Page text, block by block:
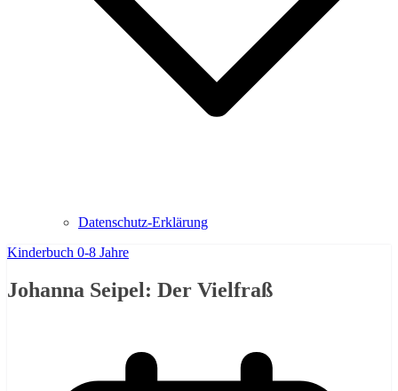
Datenschutz-Erklärung
Kinderbuch 0-8 Jahre
Johanna Seipel: Der Vielfraß